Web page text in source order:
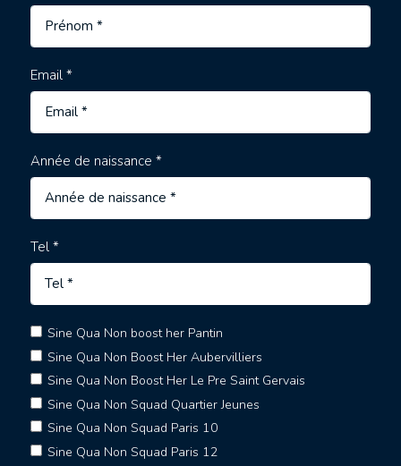
Email *
Année de naissance *
Tel *
Sine Qua Non boost her Pantin
Sine Qua Non Boost Her Aubervilliers
Sine Qua Non Boost Her Le Pre Saint Gervais
Sine Qua Non Squad Quartier Jeunes
Sine Qua Non Squad Paris 10
Sine Qua Non Squad Paris 12